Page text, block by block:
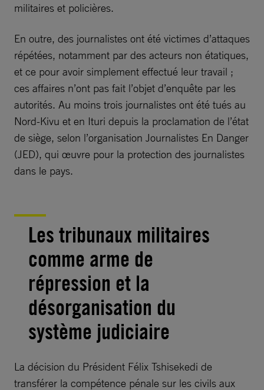
militaires et policières.
En outre, des journalistes ont été victimes d’attaques
répétées, notamment par des acteurs non étatiques,
et ce pour avoir simplement effectué leur travail ;
ces affaires n’ont pas fait l’objet d’enquête par les
autorités. Au moins trois journalistes ont été tués au
Nord-Kivu et en Ituri depuis la proclamation de l’état
de siège, selon l’organisation Journalistes En Danger
(JED), qui œuvre pour la protection des journalistes
dans le pays.
Les tribunaux militaires
comme arme de
répression et la
désorganisation du
système judiciaire
La décision du Président Félix Tshisekedi de
transférer la compétence pénale sur les civils aux